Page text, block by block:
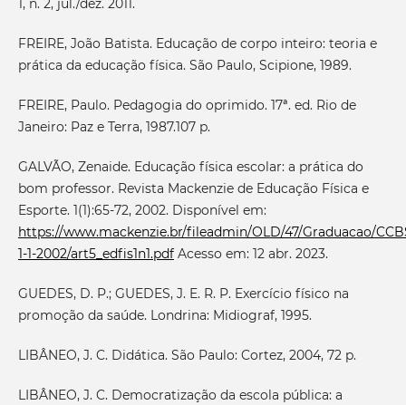
1, n. 2, jul./dez. 2011.
FREIRE, João Batista. Educação de corpo inteiro: teoria e
prática da educação física. São Paulo, Scipione, 1989.
FREIRE, Paulo. Pedagogia do oprimido. 17ª. ed. Rio de
Janeiro: Paz e Terra, 1987.107 p.
GALVÃO, Zenaide. Educação física escolar: a prática do
bom professor. Revista Mackenzie de Educação Física e
Esporte. 1(1):65-72, 2002. Disponível em:
https://www.mackenzie.br/fileadmin/OLD/47/Graduacao/
1-1-2002/art5_edfis1n1.pdfAcesso em: 12 abr. 2023.
GUEDES, D. P.; GUEDES, J. E. R. P. Exercício físico na
promoção da saúde. Londrina: Midiograf, 1995.
LIBÂNEO, J. C. Didática. São Paulo: Cortez, 2004, 72 p.
LIBÂNEO, J. C. Democratização da escola pública: a